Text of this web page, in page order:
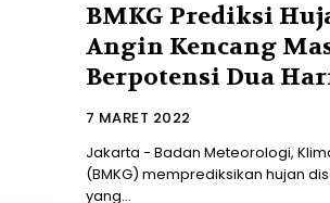
BMKG Prediksi
Angin Kencang
Berpotensi Dua
7 MARET 2022
Jakarta - Badan Meteorologi,
(BMKG) memprediksikan hujan
yang...